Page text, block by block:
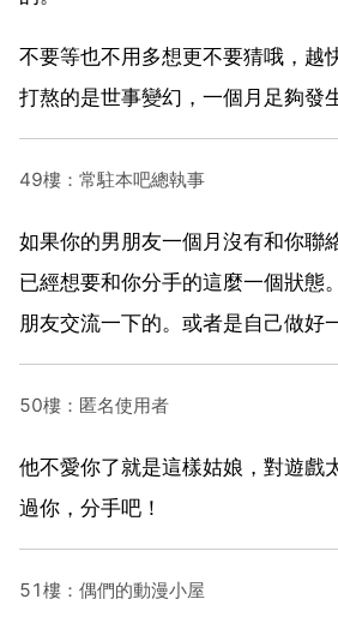
不要等也不用多想更不要猜哦，越
打熬的是世事變幻，一個月足夠發
49樓：常駐本吧總執事
如果你的男朋友一個月沒有和你聯
已經想要和你分手的這麼一個狀態
朋友交流一下的。或者是自己做好
50樓：匿名使用者
他不愛你了就是這樣姑娘，對遊戲
過你，分手吧！
51樓：偶們的動漫小屋